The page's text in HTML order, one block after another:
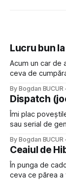
Lucru bun
Acum un car de
ceva de
personală, era
în brațe iar
By Bogdan BUCUR
Dispatch
Îmi plac
sau serial de
Dispatch, jocul
prindă.
By Bogdan BUCUR
Ceaiul de
În punga de
ceva ce părea